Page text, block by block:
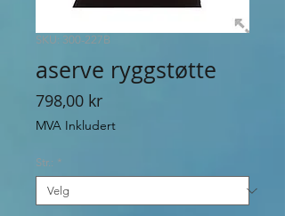
SKU: 300-227B
aserve ryggstøtte
798,00 krPris
MVA Inkludert
Str.: *